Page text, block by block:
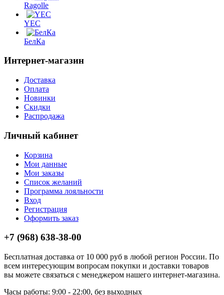
Ragolle
YEC
БелКа
Интернет-магазин
Доставка
Оплата
Новинки
Скидки
Распродажа
Личный кабинет
Корзина
Мои данные
Мои заказы
Список желаний
Программа лояльности
Вход
Регистрация
Оформить заказ
+7 (968) 638-38-00
Бесплатная доставка от 10 000 руб в любой регион России. По
всем интересующим вопросам покупки и доставки товаров
вы можете связаться с менеджером нашего интернет-магазина.
Часы работы: 9:00 - 22:00, без выходных